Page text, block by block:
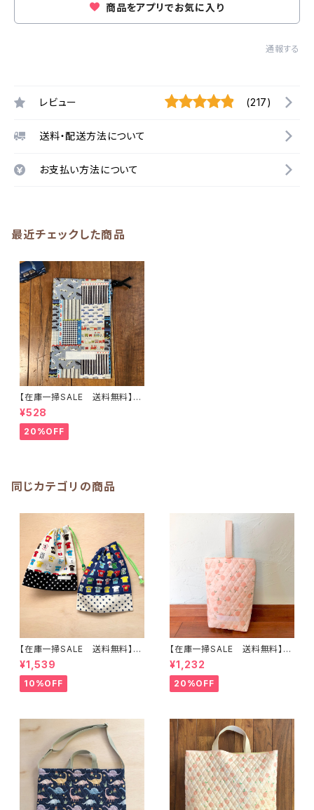
商品をアプリでお気に入り
通報する
レビュー (217)
送料・配送方法について
お支払い方法について
最近チェックした商品
【在庫一掃SALE 送料無料】巾
着袋(縦長)☆20×12cm 【車柄】
★KI.32 くるま 男の子 ト
リプルセット 3点セット｜通園
通学用のかわいい巾着袋や入園
¥528
20%OFF
同じカテゴリの商品
【在庫一掃SALE 送料無料】【2
枚セット】巾着袋(中)30×24cm
【Tシャツ柄】★KC. 男の子 星｜
通園通学用のかわいい巾着袋や
入園オーダーHoshizora☆ほ
¥1,539
10%OFF
【在庫一掃SALE 送料無料】再
販/上靴入れ☆27×22マチ6cm
☆【ピーチ柄】 ★US.49 上履き
袋 上靴袋 桃 キルティング 裏
地付き ｜通園通学用のかわい
¥1,232
20%OFF